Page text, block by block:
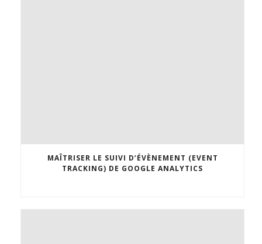
MAÎTRISER LE SUIVI D’ÉVÈNEMENT (EVENT
TRACKING) DE GOOGLE ANALYTICS